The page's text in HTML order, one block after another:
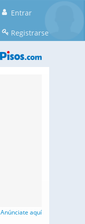
Entrar
Registrarse
Anúnciate aquí